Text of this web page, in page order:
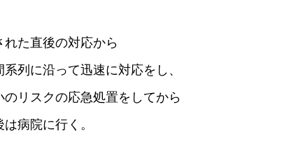
れた直後の対応から
系列に沿って迅速に対応をし、
のリスクの応急処置をしてから
病院に行く。